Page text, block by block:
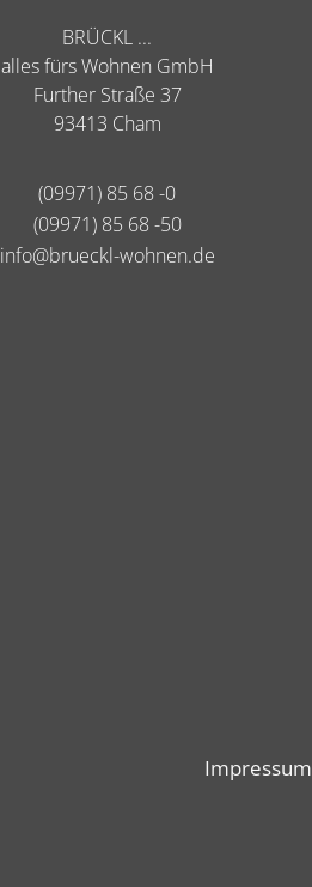
BRÜCKL ...
alles fürs Wohnen GmbH
Further Straße 37
93413 Cham
(09971) 85 68 -0
(09971) 85 68 -50
info@brueckl-wohnen.de
Impressum